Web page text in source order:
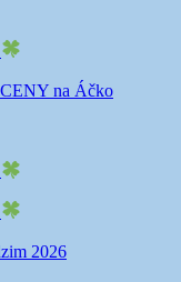
na Áčko
2026